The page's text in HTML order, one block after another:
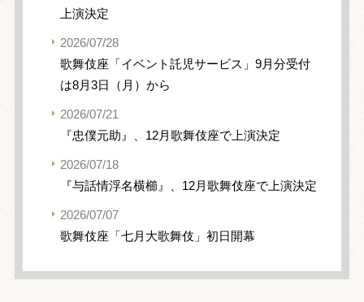
上演決定
2026/07/28
歌舞伎座「イベント託児サービス」9月分受付
は8月3日（月）から
2026/07/21
『忠僕元助』、12月歌舞伎座で上演決定
2026/07/18
『与話情浮名横櫛』、12月歌舞伎座で上演決定
2026/07/07
歌舞伎座「七月大歌舞伎」初日開幕